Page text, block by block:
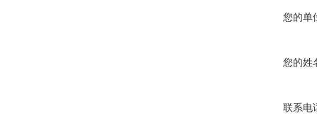
您的单
您的姓
联系电